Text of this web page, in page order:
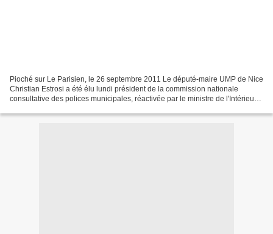
Pioché sur Le Parisien, le 26 septembre 2011 Le député-maire UMP de Nice
Christian Estrosi a été élu lundi président de la commission nationale
consultative des polices municipales, réactivée par le ministre de l'Intérieur